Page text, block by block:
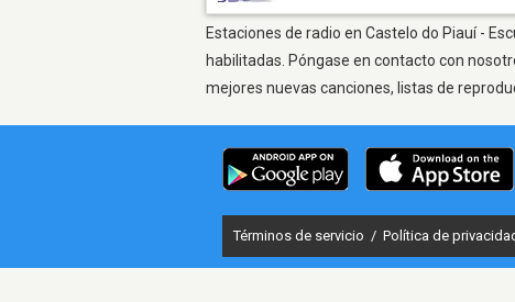
Estaciones de radio en Castelo do Piauí -
habilitadas. Póngase en contacto con
mejores nuevas canciones, listas de
Términos de servicio / Política de